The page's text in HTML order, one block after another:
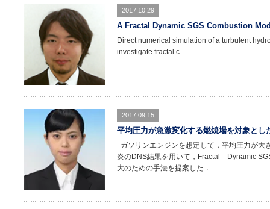
2017.10.29
A Fractal Dynamic SGS Combustion
Direct numerical simulation of a turbulent
investigate fractal c
2017.09.15
平均圧力が急激変化する燃焼場を対象と
ガソリンエンジンを想定して，平均圧力が
炎のDNS結果を用いて，Fractal Dynamic
大のための手法を提案した．